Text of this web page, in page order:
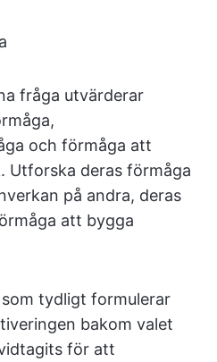
fråga utvärderar
och förmåga att
Utforska deras förmåga
på andra, deras
att bygga
tydligt formulerar
bakom valet
för att